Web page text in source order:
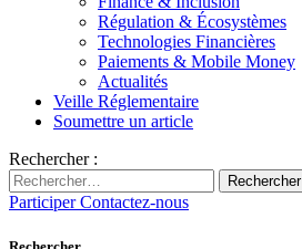
Régulation & Écosystèmes
Technologies Financières
Paiements & Mobile Money
Actualités
Veille Réglementaire
Soumettre un article
Rechercher :
Rechercher
ParticiperContactez-nous